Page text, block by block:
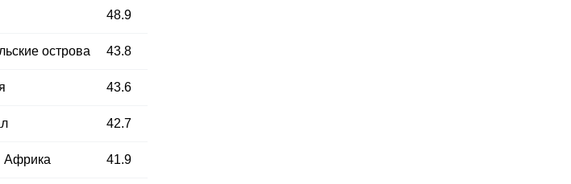
48.9
острова 43.8
43.6
42.7
41.9